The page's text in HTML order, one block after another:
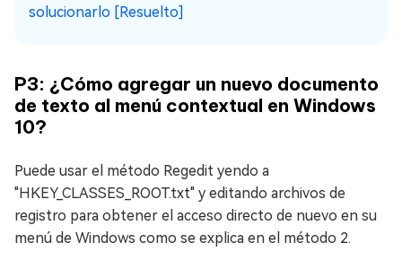
solucionarlo [Resuelto]
P3: ¿Cómo agregar un nuevo documento
de texto al menú contextual en Windows
10?
Puede usar el método Regedit yendo a
"HKEY_CLASSES_ROOT.txt" y editando archivos de
registro para obtener el acceso directo de nuevo en su
menú de Windows como se explica en el método 2.